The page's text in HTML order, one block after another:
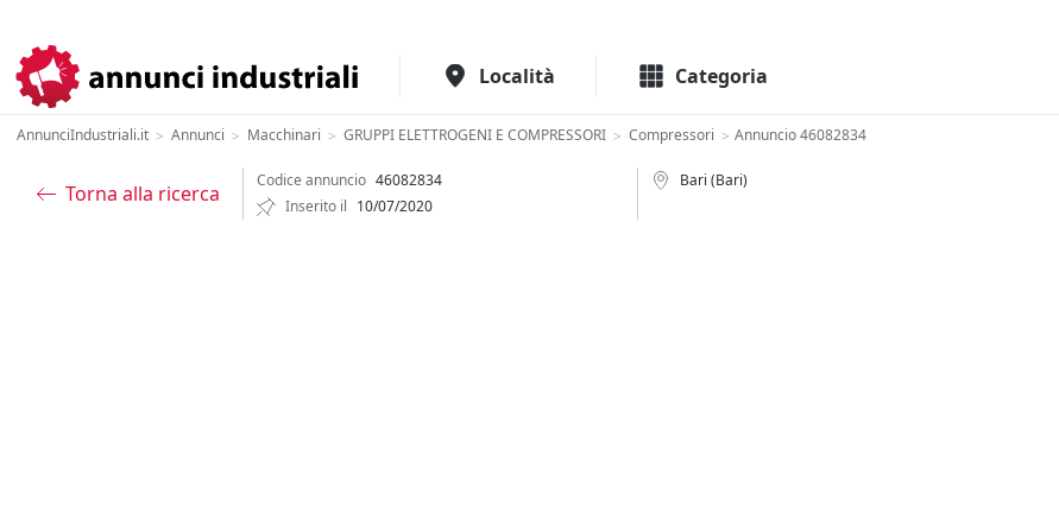
Località Categoria
AnnunciIndustriali.it > Annunci > Macchinari > GRUPPI ELETTROGENI E COMPRESSORI > Compressori > Annuncio 46082834
Torna alla ricerca
Codice annuncio 46082834
Inserito il 10/07/2020
Bari (Bari)